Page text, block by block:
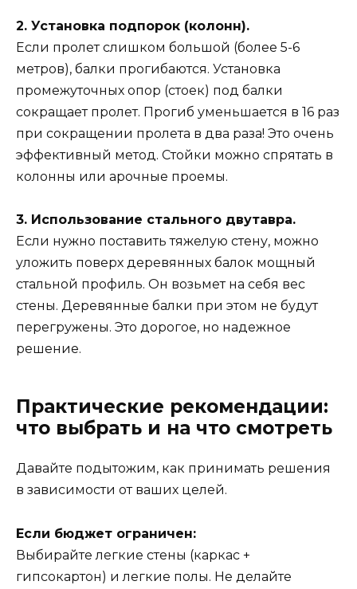
2. Установка подпорок (колонн).
Если пролет слишком большой (более 5-6
метров), балки прогибаются. Установка
промежуточных опор (стоек) под балки
сокращает пролет. Прогиб уменьшается в 16 раз
при сокращении пролета в два раза! Это очень
эффективный метод. Стойки можно спрятать в
колонны или арочные проемы.
3. Использование стального двутавра.
Если нужно поставить тяжелую стену, можно
уложить поверх деревянных балок мощный
стальной профиль. Он возьмет на себя вес
стены. Деревянные балки при этом не будут
перегружены. Это дорогое, но надежное
решение.
Практические рекомендации:
что выбрать и на что смотреть
Давайте подытожим, как принимать решения
в зависимости от ваших целей.
Если бюджет ограничен:
Выбирайте легкие стены (каркас +
гипсокартон) и легкие полы. Не делайте